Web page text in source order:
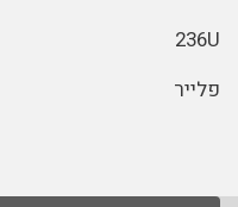
236U
פלייר